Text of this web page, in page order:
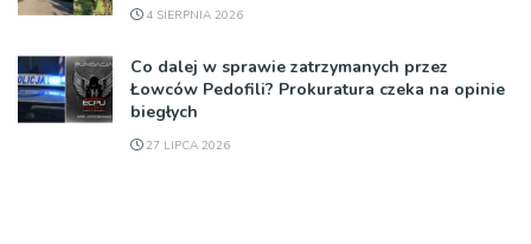
4 SIERPNIA 2026
Co dalej w sprawie zatrzymanych przez
Łowców Pedofili? Prokuratura czeka na opinie
biegłych
27 LIPCA 2026